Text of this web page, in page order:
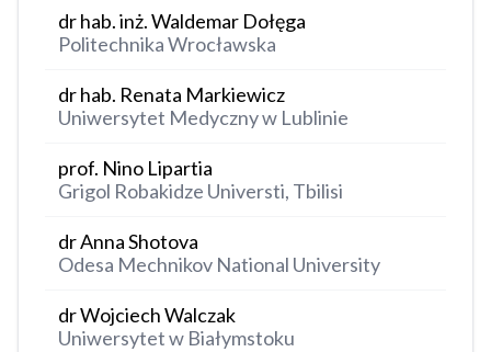
dr hab. inż. Waldemar Dołęga
Politechnika Wrocławska
dr hab. Renata Markiewicz
Uniwersytet Medyczny w Lublinie
prof. Nino Lipartia
Grigol Robakidze Universti, Tbilisi
dr Anna Shotova
Odesa Mechnikov National University
dr Wojciech Walczak
Uniwersytet w Białymstoku